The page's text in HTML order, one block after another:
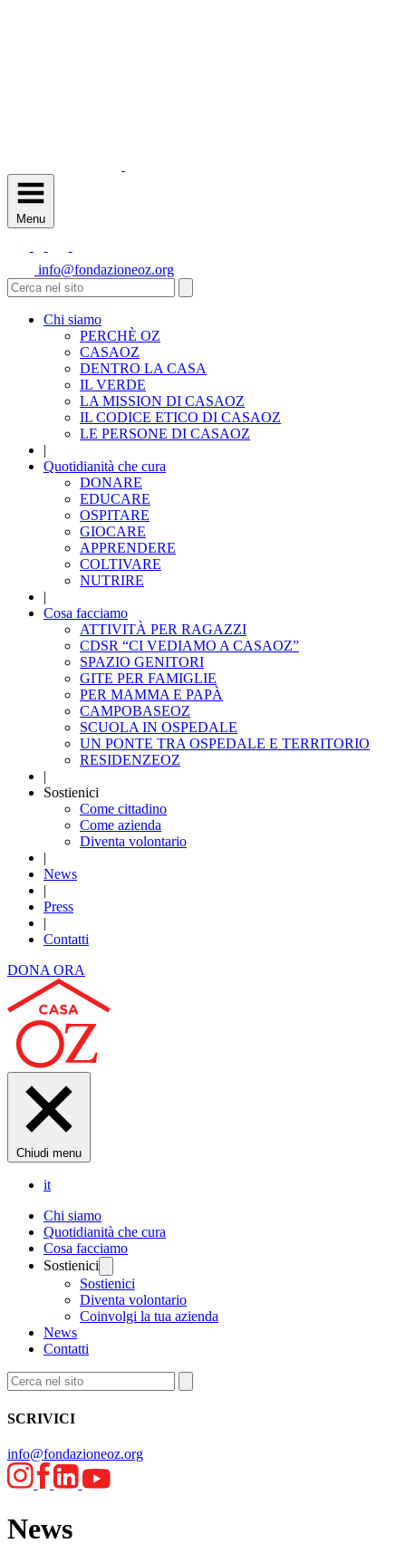
Menu
info@fondazioneoz.org
Chi siamo
PERCHÈ OZ
CASAOZ
DENTRO LA CASA
IL VERDE
LA MISSION DI CASAOZ
IL CODICE ETICO DI CASAOZ
LE PERSONE DI CASAOZ
|
Quotidianità che cura
DONARE
EDUCARE
OSPITARE
GIOCARE
APPRENDERE
COLTIVARE
NUTRIRE
|
Cosa facciamo
ATTIVITÀ PER RAGAZZI
CDSR “CI VEDIAMO A CASAOZ”
SPAZIO GENITORI
GITE PER FAMIGLIE
PER MAMMA E PAPÀ
CAMPOBASEOZ
SCUOLA IN OSPEDALE
UN PONTE TRA OSPEDALE E TERRITORIO
RESIDENZEOZ
|
Sostienici
Come cittadino
Come azienda
Diventa volontario
|
News
|
Press
|
Contatti
DONA ORA
Chiudi menu
it
Chi siamo
Quotidianità che cura
Cosa facciamo
Sostienici
Sostienici
Diventa volontario
Coinvolgi la tua azienda
News
Contatti
SCRIVICI
info@fondazioneoz.org
News